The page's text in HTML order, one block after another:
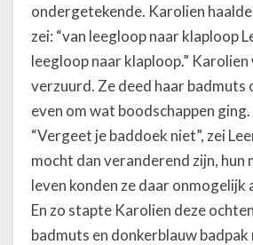
ondergetekende. Karolien haalde
zei: “van leegloop naar klaploop
leegloop naar klaploop.”
verzuurd. Ze deed haar badmuts
even om wat boodschappen ging.
“Vergeet je baddoek niet”, zei
mocht dan veranderend zijn, hun
leven konden ze daar onmogelijk
En zo stapte Karolien deze
badmuts en donkerblauw